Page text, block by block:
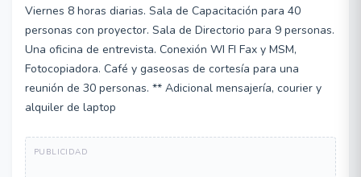
Viernes 8 horas diarias. Sala de Capacitación para 40
personas con proyector. Sala de Directorio para 9 personas.
Una oficina de entrevista. Conexión WI FI Fax y MSM,
Fotocopiadora. Café y gaseosas de cortesía para una
reunión de 30 personas. ** Adicional mensajería, courier y
alquiler de laptop